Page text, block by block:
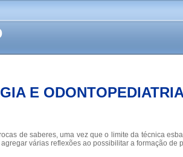
E
de saberes, uma vez que o limite da técnica
várias reflexões ao possibilitar a formação